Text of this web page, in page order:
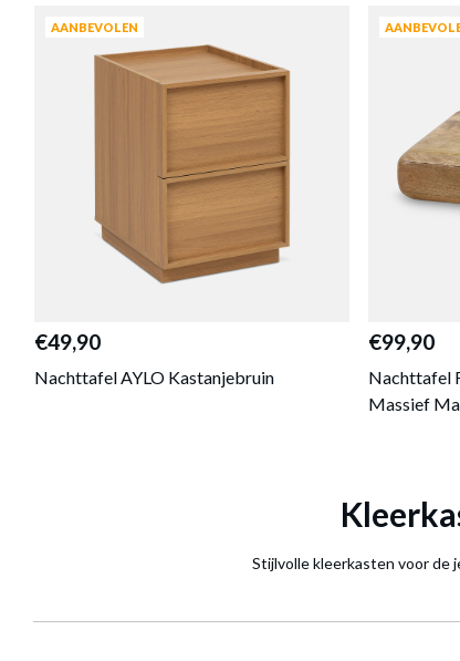
AANBEVOLEN
€49,90
Nachttafel AYLO Kastanjebruin
€99,90
Nachttafel
Massief
Stijlvolle kleerkasten voor de